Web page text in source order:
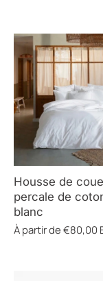
Housse de
percale de
blanc
À partir de €80,00